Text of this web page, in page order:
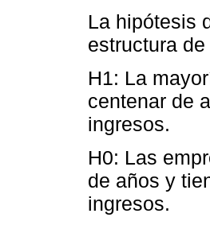
La hipótesis
estructura
H1: La
centenar de
ingresos.
H0: Las
de años y
ingresos.